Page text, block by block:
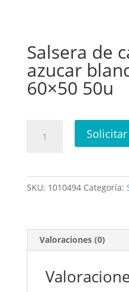
Salsera de
azucar
60×50 50u
50u
cantidad
SKU: 1010494 Categoría:
Valoraciones (0)